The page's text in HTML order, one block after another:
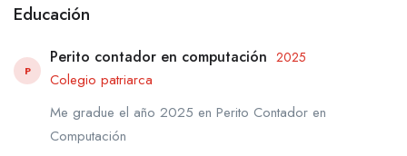
Educación
P
Perito contador en computación 2025
Colegio patriarca
Me gradue el año 2025 en Perito Contador en
Computación